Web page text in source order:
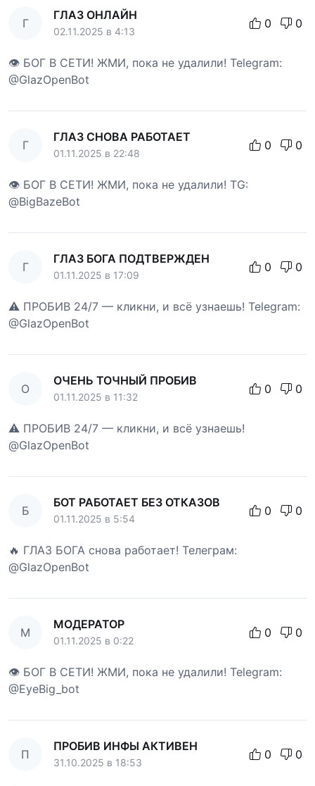
Г
ГЛАЗ ОНЛАЙН
02.11.2025 в 4:13
0 0
👁 БОГ В СЕТИ! ЖМИ, пока не удалили! Telegram:
@GlazOpenBot
Г
ГЛАЗ СНОВА РАБОТАЕТ
01.11.2025 в 22:48
0 0
👁 БОГ В СЕТИ! ЖМИ, пока не удалили! TG:
@BigBazeBot
Г
ГЛАЗ БОГА ПОДТВЕРЖДЕН
01.11.2025 в 17:09
0 0
⚠️ ПРОБИВ 24/7 — кликни, и всё узнаешь! Telegram:
@GlazOpenBot
О
ОЧЕНЬ ТОЧНЫЙ ПРОБИВ
01.11.2025 в 11:32
0 0
⚠️ ПРОБИВ 24/7 — кликни, и всё узнаешь!
@GlazOpenBot
Б
БОТ РАБОТАЕТ БЕЗ ОТКАЗОВ
01.11.2025 в 5:54
0 0
🔥 ГЛАЗ БОГА снова работает! Телеграм:
@GlazOpenBot
М
МОДЕРАТОР
01.11.2025 в 0:22
0 0
👁 БОГ В СЕТИ! ЖМИ, пока не удалили! Telegram:
@EyeBig_bot
П
ПРОБИВ ИНФЫ АКТИВЕН
31.10.2025 в 18:53
0 0